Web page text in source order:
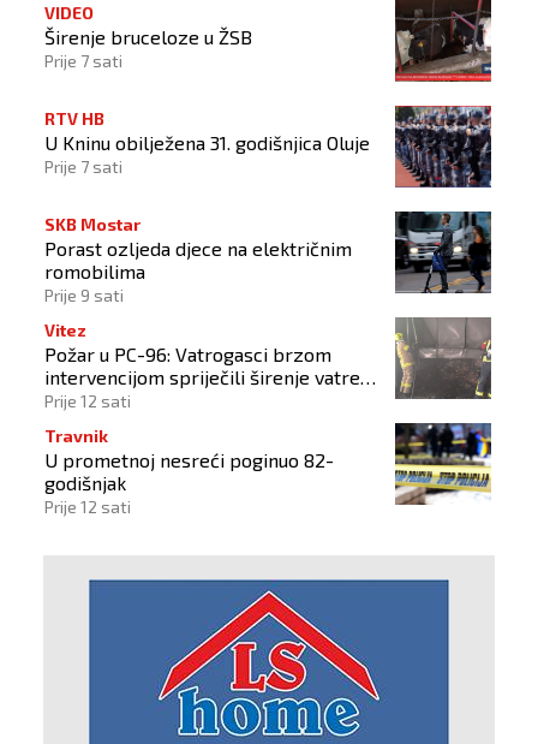
VIDEO
Širenje bruceloze u ŽSB
Prije 7 sati
RTV HB
U Kninu obilježena 31. godišnjica Oluje
Prije 7 sati
SKB Mostar
Porast ozljeda djece na električnim
romobilima
Prije 9 sati
Vitez
Požar u PC-96: Vatrogasci brzom
intervencijom spriječili širenje vatre
na okolne objekte
Prije 12 sati
Travnik
U prometnoj nesreći poginuo 82-
godišnjak
Prije 12 sati